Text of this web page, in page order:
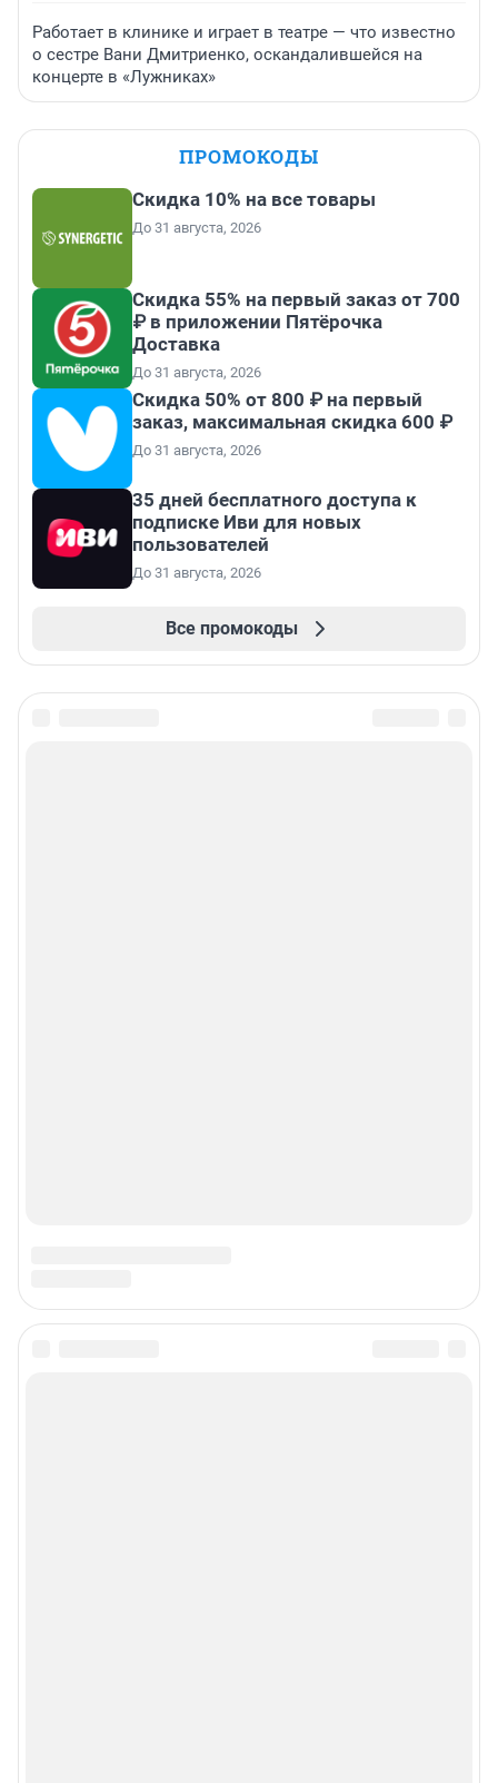
Работает в клинике и играет в театре — что известно
о сестре Вани Дмитриенко, оскандалившейся на
концерте в «Лужниках»
ПРОМОКОДЫ
Скидка 10% на все товары
До 31 августа, 2026
Скидка 55% на первый заказ от 700
₽ в приложении Пятёрочка
Доставка
До 31 августа, 2026
Скидка 50% от 800 ₽ на первый
заказ, максимальная скидка 600 ₽
До 31 августа, 2026
35 дней бесплатного доступа к
подписке Иви для новых
пользователей
До 31 августа, 2026
Все промокоды